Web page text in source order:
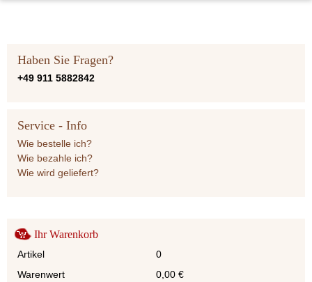
Haben Sie Fragen?
+49 911 5882842
Service - Info
Wie bestelle ich?
Wie bezahle ich?
Wie wird geliefert?
Ihr Warenkorb
Artikel
0
Warenwert
0,00 €